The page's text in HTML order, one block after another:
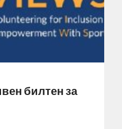
билтен за